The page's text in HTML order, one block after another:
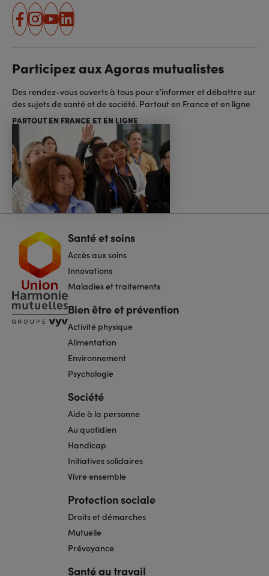
facebook
instagram
youtube
linkedin
Participez aux Agoras mutualistes
Des rendez-vous ouverts à tous pour s’informer et débattre sur
des sujets de santé et de société. Partout en France et en ligne
PARTOUT EN FRANCE ET EN LIGNE
Navigation
pied
de
page
Santé et soins
Accès aux soins
Innovations
Maladies et traitements
Bien être et prévention
Activité physique
Alimentation
Environnement
Psychologie
Société
Aide à la personne
Au quotidien
Handicap
Initiatives solidaires
Vivre ensemble
Protection sociale
Droits et démarches
Mutuelle
Prévoyance
Santé au travail